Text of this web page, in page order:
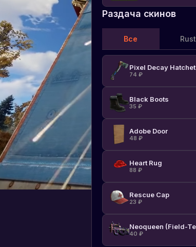
Раздача скинов
Все Rust
Pixel Decay Hatchet
74 ₽
Black Boots
35 ₽
Adobe Door
48 ₽
Heart Rug
88 ₽
Rescue Cap
23 ₽
40 ₽